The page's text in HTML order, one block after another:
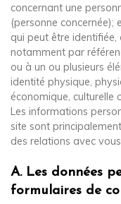
concernant une
(personne concernée);
qui peut être identifiée,
notamment par
ou à un ou plusieurs
identité physique,
économique, culturelle
Les informations
site sont
des relations avec vous.
A. Les données
formulaires de